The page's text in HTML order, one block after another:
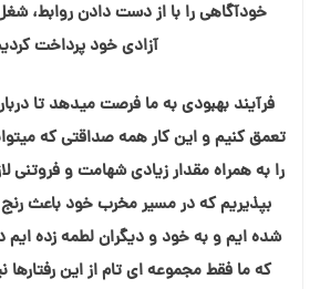
خودآگاهی را با از دست دادن روابط،
آزادی خود پرداخت
فرآیند بهبودی به ما فرصت میدهد تا
تعمق کنیم و این کار همه صداقتی که
را به همراه مقدار زیادی شهامت و فروتنی
بپذیریم که در مسیر مخرب خود باعث
شده ایم و به خود و دیگران لطمه زده ایم
که ما فقط مجموعه ای تام از این رفتارها